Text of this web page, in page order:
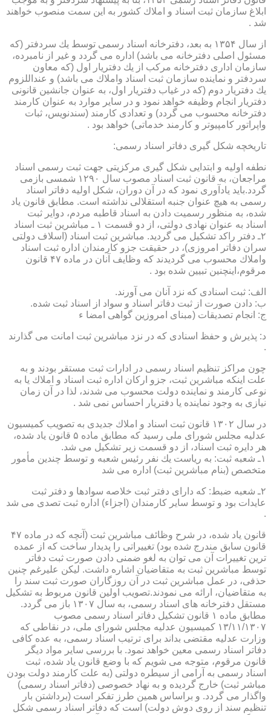
ابلاغ سازمان ثبت اسناد و املاك كشور به این سمت منصوب خواهند
شد .
از سال ۱۳۵۴ به بعد، دفترخانه اسناد رسمی توسط یك سردفتر (كه
مسئول اصلی دفترخانه می باشد) اداره می گردد و غیر از نامبرده،
سازمان اداری دفترخانه مركب از یك دفتریار اول (كه معاون
سردفتر و نماینده سازمان ثبت اسناد واملاك می باشد) و عنداللزوم
یك دفتریار دوم (كه در غیاب دفتریار اول، به عنوان جانشین قانونی
دفتریار انجام وظیفه خواهد نمود و در سایر موارد به عنوان كارمند
دفترخانه محسوب می گردد) و تعدادی كارمند (سندنویس، ثبات
واپراتور كامپیوتر و كارمند خدماتی) خواهد بود .
تاریخچه شكل گیری دفاتر اسناد رسمی:
نطفه اولیه و ابتدایی شكل گیری مركزیتی جهت ثبت رسمی اسناد
مراجعان، به قانون ثبت اسناد مصوب سال ۱۲۹۰ شمسی بازمی
گردد.باید یادآوری نمود كه در آن دوران، شكل اولیه دفاتر اسناد
رسمی به هیچ عنوان جنبه استقلالی نداشته است. مطابق قانون یاد
شده، به منظور رسمیت دادن به اسناد قاطبه مردم، دوایر ثبت
اسناد به عنوان نهادی دولتی، از دو قسمت ۱ ـ مباشرین ثبت اسناد
۲ـ دفتر راكد تشكیل می گردید. مباشرین ثبت اسناد (اسلاف دولتی
سران دفاتر امروزی)، در حقیقت جزو كارمندان اداره ثبت اسناد
واملاك محسوب می گردیدند كه وظایف آنان در ماده ۴۷ قانون
مرقوم،اینچنین تبیین شده بود .
الف: ثبت اسنادی كه نزد آنان می آورند.
ب: دادن صورت از ثبت دفاتر اسناد و سواد از اسناد ثبت شده.
ج: انجام تصدیقات (مبنای امروزین گواهی امضا ء
د: پذیرش و حفظ اسنادی كه در نزد مباشرین ثبت امانت می گذارند
.
چون مراكز تنظیم اسناد رسمی در ادارات ثبت مستقر بودند و به
علت اینكه مباشرین ثبت، جزو اركان اداره ثبت اسناد و املاك یا به
نوعی كارمند و نماینده دولت محسوب می شدند، لذا در آن زمان
نیازی به وجود نماینده یا دفتریار احساس نمی شد .
در سال ۱۳۰۲ قانون ثبت اسناد و املاك جدیدی به تصویب كمیسیون
عدلیه مجلس شورای ملی رسید كه مطابق ماده ۵ قانون یاد شده،
هر دایره ثبت اسناد، از دو قسمت زیر تشكیل می شد.
۱ـ شعبه ثبت: به ریاست یك نفر رئیس شعبه و توسط چندین مأمور
متخصص (بنام مباشرین ثبت) اداره می شد
۲ـ شعبه ضبط: كه دارای دفتر ثبت خلاصه سوادها و دفتر ثبت
عایدات بود و توسط سایر كارمندان (اجزاء) اداره ثبت تصدی می شد
.
قانون یاد شده، در شرح وظائف مباشرین ثبت (آنچه كه در ماده ۴۷
قانون سابق مندرج شده بود) تغییراتی را پدیدار ساخت كه از عمده
ترین تغییرات آن می توان به لغو ضمنی دادن صورت ثبت دفاتر
توسط مباشرین ثبت به متقاضیان اشاره داشت. لیكن علیرغم چنین
حذفی، در عمل مباشرین ثبت در آن روزگاران صورت ثبت سند را
به متقاضیان، ارائه می نمودند.تصویب اولین قانون مربوط به تشكیل
مستقل دفترخانه های اسناد رسمی، به سال ۱۳۰۷ باز می گردد.
مطابق ماده ۱ قانون تشكیل دفاتر اسناد رسمی مصوب
۱۳/۱۱/۱۳۰۷ كمیسیون عدلیه مجلس شورای ملی، در نقاطی كه
وزارت عدلیه مقتضی بداند برای ترتیب اسناد رسمی، به عده كافی
دفاتر اسناد رسمی معین خواهد نمود. با بررسی سایر مواد دیگر
قانون مرقوم، متوجه می شویم كه با وضع قانون یاد شده، ثبت
اسناد رسمی به آرامی از سیطره دولتی (به علت كارمند دولت بودن
مباشر ثبت) خارج گردیده و به نهاد خصوصی (دفاتر اسناد رسمی)
واگذار می گردد. و براساس همین طرز تفكر است (برداشتن بار
تنظیم سند از روی دوش دولت) است كه دفاتر اسناد رسمی شكل